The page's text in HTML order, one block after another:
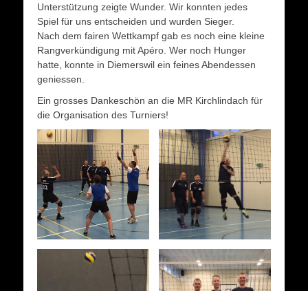
Unterstützung zeigte Wunder. Wir konnten jedes
Spiel für uns entscheiden und wurden Sieger.
Nach dem fairen Wettkampf gab es noch eine kleine
Rangverkündigung mit Apéro. Wer noch Hunger
hatte, konnte in Diemerswil ein feines Abendessen
geniessen.
Ein grosses Dankeschön an die MR Kirchlindach für
die Organisation des Turniers!